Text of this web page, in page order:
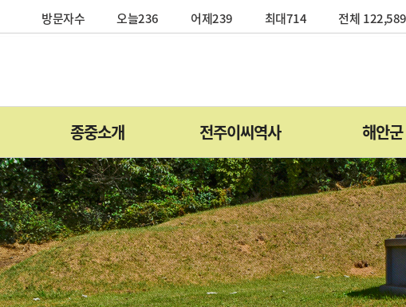
방문자수 오늘236 어제239 최대714 전체 122,589
종중소개 전주이씨역사 해안군